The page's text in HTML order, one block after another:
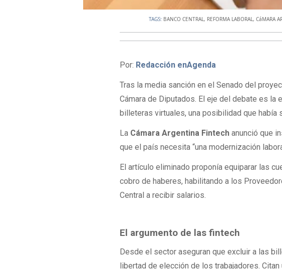
TAGS: BANCO CENTRAL, REFORMA LABORAL,CáMARA
Por: Redacción enAgenda
Tras la media sanción en el Senado del
Cámara de Diputados. El eje del debate es
billeteras virtuales, una posibilidad que había
La Cámara Argentina Fintech anunció que
que el país necesita “una modernización
El artículo eliminado proponía equiparar las
cobro de haberes, habilitando a los
Central a recibir salarios.
El argumento de las fintech
Desde el sector aseguran que excluir a las
libertad de elección de los trabajadores.